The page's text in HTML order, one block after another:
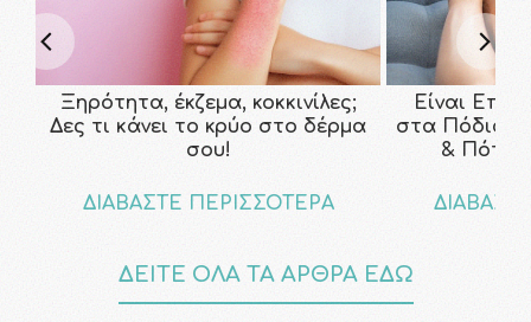
Ξηρότητα, έκζεμα, κοκκινίλες;
Δες τι κάνει το κρύο στο δέρμα
σου!
ΔΙΑΒΑΣΤΕ ΠΕΡΙΣΣΟΤΕΡΑ
Είναι
στα Πόδια;
& Πότε
ΔΕΙΤΕ ΟΛΑ ΤΑ ΑΡΘΡΑ ΕΔΩ